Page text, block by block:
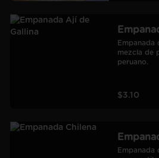
Empanada
mezcla de
peruano.
$3.10
Empanada